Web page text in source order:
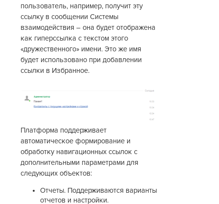
пользователь, например, получит эту
ссылку в сообщении Системы
взаимодействия – она будет отображена
как гиперссылка с текстом этого
«дружественного» имени. Это же имя
будет использовано при добавлении
ссылки в Избранное.
Платформа поддерживает
автоматическое формирование и
обработку навигационных ссылок с
дополнительными параметрами для
следующих объектов:
Отчеты. Поддерживаются варианты
отчетов и настройки.